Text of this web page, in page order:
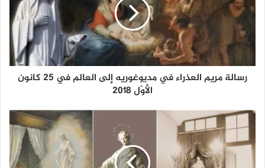
رسالة مريم العذراء في مديوغوريه إلى العالم في 25 كانون
الأوّل 2018